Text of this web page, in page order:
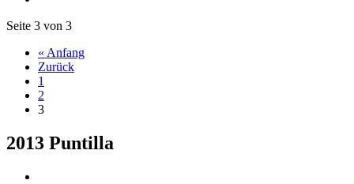
Seite 3 von 3
« Anfang
Zurück
1
2
3
2013 Puntilla